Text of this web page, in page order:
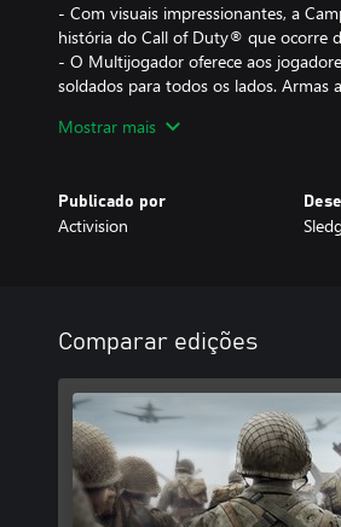
- Com visuais impressionantes, a
história do Call of Duty® que ocorre
- O Multijogador oferece aos
soldados para todos os lados. Armas
- O modo Cooperativo oferece uma
DLC 1: A RESISTÊNCIA
- Mapas do MJ: Occupation,
- Missão de Guerra: Operação
- Zumbis Nazi: A Margem Mais
O Multijogador entre plataformas
O conteúdo da DLC pode ser
Mostrar mais
Publicado por
Activision
Comparar edições